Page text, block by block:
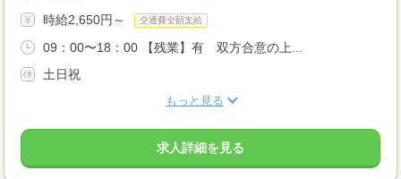
時給2,650円～ 交通費全額支給
09：00〜18：00 【残業】有 双方合意の上...
土日祝
もっと見る
求人詳細を見る